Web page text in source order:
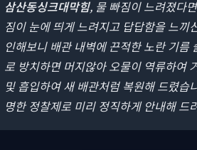
삼산동싱크대막힘, 물 빠짐이 느려졌다
짐이 눈에 띄게 느려지고 답답함을 느
인해보니 배관 내벽에 끈적한 노란 기
로 방치하면 머지않아 오물이 역류하여
및 흡입하여 새 배관처럼 복원해 드렸
명한 정찰제로 미리 정직하게 안내해 드